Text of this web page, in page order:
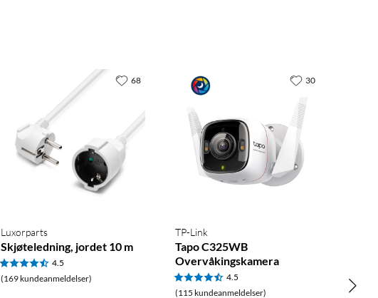
Luxorparts
Skjøteledning, jordet 10 m
4.5
(169 kundeanmeldelser)
68
TP-Link
Tapo C325WB
Overvåkingskamera
4.5
(115 kundeanmeldelser)
30